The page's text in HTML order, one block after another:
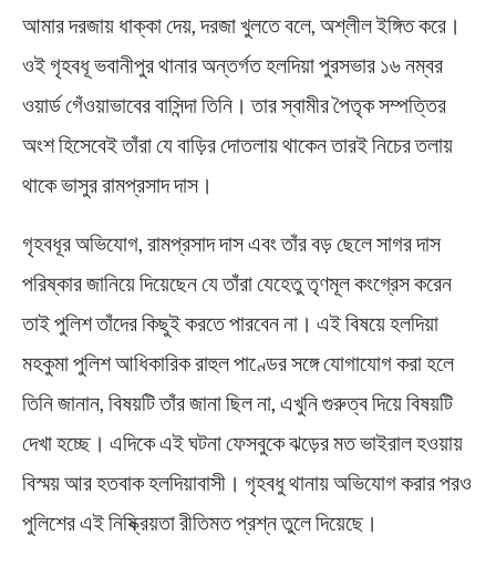
আমার দরজায় ধাক্কা দেয়, দরজা খুলতে বলে, অশ্লীল ইঙ্গিত করে।
ওই গৃহবধূ ভবানীপুর থানার অন্তর্গত হলদিয়া পুরসভার ১৬ নম্বর
ওয়ার্ড গেঁওয়াভাবের বাসিন্দা তিনি। তার স্বামীর পৈতৃক সম্পত্তির
অংশ হিসেবেই তাঁরা যে বাড়ির দোতলায় থাকেন তারই নিচের তলায়
থাকে ভাসুর রামপ্রসাদ দাস।
গৃহবধূর অভিযোগ, রামপ্রসাদ দাস এবং তাঁর বড় ছেলে সাগর দাস
পরিষ্কার জানিয়ে দিয়েছেন যে তাঁরা যেহেতু তৃণমূল কংগ্রেস করেন
তাই পুলিশ তাঁদের কিছুই করতে পারবেন না। এই বিষয়ে হলদিয়া
মহকুমা পুলিশ আধিকারিক রাহুল পাণ্ডের সঙ্গে যোগাযোগ করা হলে
তিনি জানান, বিষয়টি তাঁর জানা ছিল না, এখুনি গুরুত্ব দিয়ে বিষয়টি
দেখা হচ্ছে। এদিকে এই ঘটনা ফেসবুকে ঝড়ের মত ভাইরাল হওয়ায়
বিস্ময় আর হতবাক হলদিয়াবাসী। গৃহবধু থানায় অভিযোগ করার পরও
পুলিশের এই নিষ্ক্রিয়তা রীতিমত প্রশ্ন তুলে দিয়েছে।